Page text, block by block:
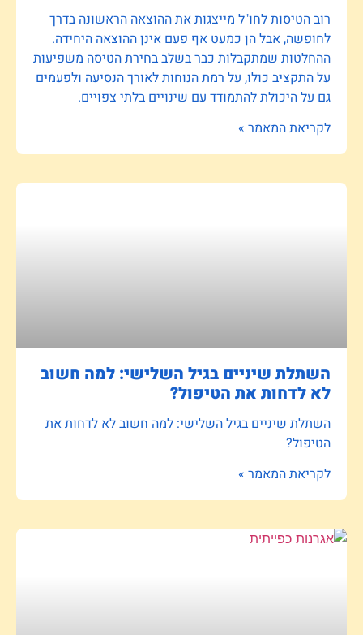
רוב הטיסות לחו"ל מייצגות את ההוצאה הראשונה בדרך
לחופשה, אבל הן כמעט אף פעם אינן ההוצאה היחידה.
ההחלטות שמתקבלות כבר בשלב בחירת הטיסה משפיעות
על התקציב כולו, על רמת הנוחות לאורך הנסיעה ולפעמים
גם על היכולת להתמודד עם שינויים בלתי צפויים.
לקריאת המאמר »
השתלת שיניים בגיל השלישי: למה חשוב
לא לדחות את הטיפול?
השתלת שיניים בגיל השלישי: למה חשוב לא לדחות את
הטיפול?
לקריאת המאמר »